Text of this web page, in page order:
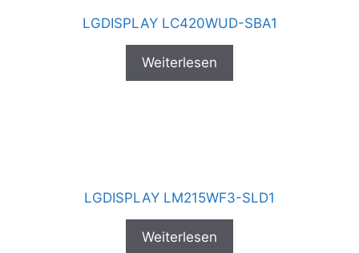
LGDISPLAY LC420WUD-SBA1
Weiterlesen
LGDISPLAY LM215WF3-SLD1
Weiterlesen